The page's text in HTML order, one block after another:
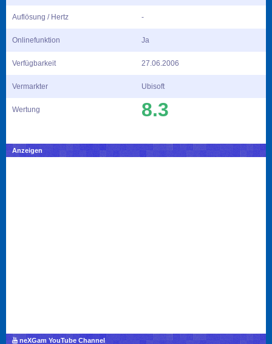
Auflösung / Hertz -
Onlinefunktion Ja
Verfügbarkeit 27.06.2006
Vermarkter Ubisoft
Wertung 8.3
Anzeigen
neXGam YouTube Channel